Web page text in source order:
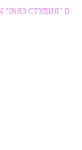
"INЯЗ СТУДИЯ" В